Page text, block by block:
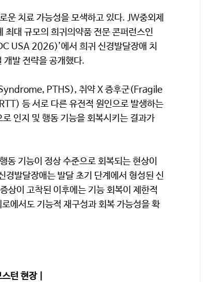
운 치료 가능성을 모색하고 있다. JW중외제
대 규모의 희귀의약품 전문 콘퍼런스인
2026)’에서 희귀 신경발달장애 치
발 전략을 공개했다.
PTHS), 취약 X 증후군(Fragile
등 서로 다른 유전적 원인으로 발생하는
인지 및 행동 기능을 회복시키는 결과가
동 기능이 정상 수준으로 회복되는 현상이
발달장애는 발달 초기 단계에서 형성된 신
상이 고착된 이후에는 기능 회복이 제한적
에서도 기능적 재구성과 회복 가능성을 확
턴 현장 |